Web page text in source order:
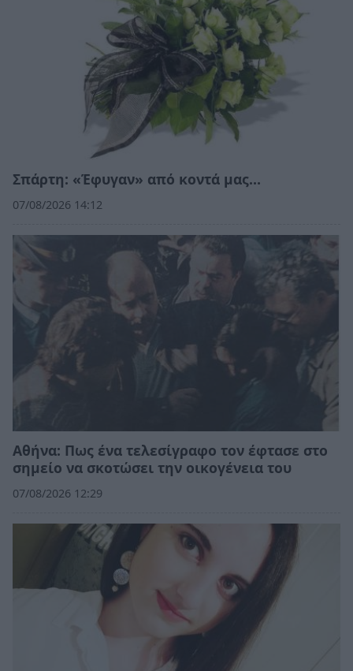
Σπάρτη: «Έφυγαν» από κοντά μας…
07/08/2026 14:12
Αθήνα: Πως ένα τελεσίγραφο τον έφτασε στο
σημείο να σκοτώσει την οικογένεια του
07/08/2026 12:29